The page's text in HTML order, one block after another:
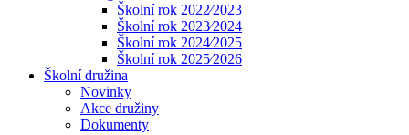
Školní rok 2022⁄2023
Školní rok 2023⁄2024
Školní rok 2024⁄2025
Školní rok 2025⁄2026
Školní družina
Novinky
Akce družiny
Dokumenty